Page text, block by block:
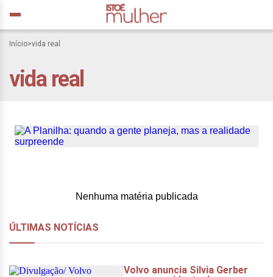
Início>vida real
vida real
A Planilha: quando a gente
Nenhuma matéria publicada